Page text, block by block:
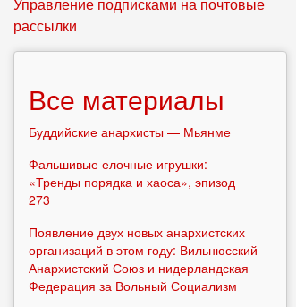
рассылки
Все материалы
Буддийские анархисты — Мьянме
Фальшивые елочные игрушки:
«Тренды порядка и хаоса», эпизод
273
Появление двух новых анархистских
организаций в этом году: Вильнюсский
Анархистский Союз и нидерландская
Федерация за Вольный Социализм